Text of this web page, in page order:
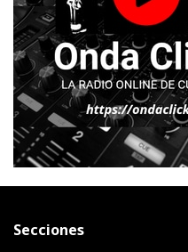
Secciones